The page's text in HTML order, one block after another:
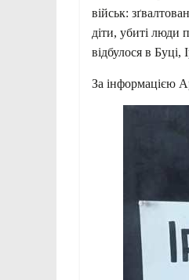
військ:
діти, убиті люди
відбулося в Буці,
За інформацією